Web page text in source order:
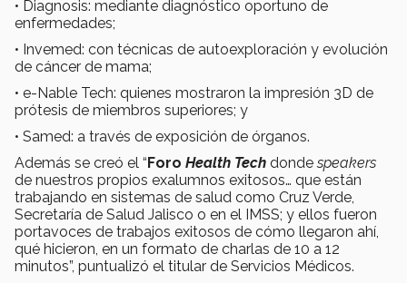
• Diagnosis: mediante diagnóstico oportuno de
enfermedades;
• Invemed: con técnicas de autoexploración y evolución
de cáncer de mama;
• e-Nable Tech: quienes mostraron la impresión 3D de
prótesis de miembros superiores; y
• Samed: a través de exposición de órganos.
Además se creó el “Foro Health Tech dondespeakers
de nuestros propios exalumnos exitosos… que están
trabajando en sistemas de salud como Cruz Verde,
Secretaría de Salud Jalisco o en el IMSS; y ellos fueron
portavoces de trabajos exitosos de cómo llegaron ahí,
qué hicieron, en un formato de charlas de 10 a 12
minutos”, puntualizó el titular de Servicios Médicos.